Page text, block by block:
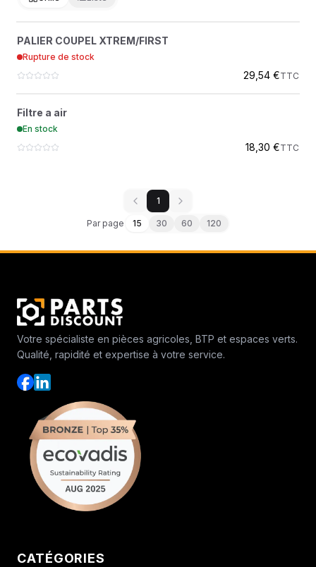
?
340030028
PALIER COUPEL XTREM/FIRST
Rupture de stock
29,54 €TTC
Filtre a air
En stock
18,30 €TTC
1
Par page 15 30 60 120
Votre spécialiste en pièces agricoles, BTP et espaces verts.
Qualité, rapidité et expertise à votre service.
CATÉGORIES